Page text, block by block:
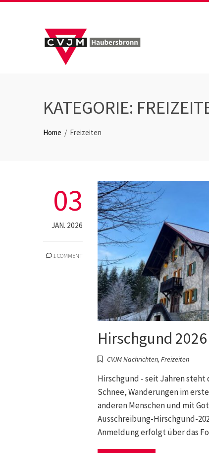
KATEGORIE:
Home Freizeiten
03
JAN. 2026
1 COMMENT
Hirschgund 2026
CVJM Nachrichten, Freizeiten
Hirschgund - seit Jahren
Schnee, Wanderungen im
anderen Menschen und mit
Ausschreibung-Hirschgund-
Anmeldung erfolgt über das